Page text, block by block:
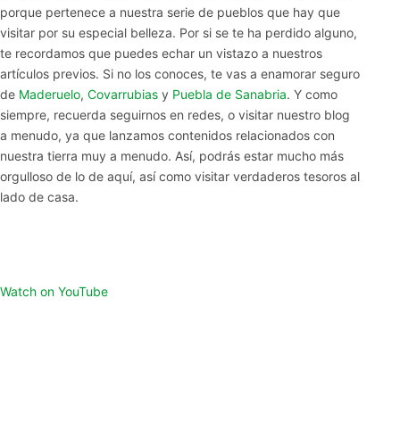
porque pertenece a nuestra serie de pueblos que hay que
visitar por su especial belleza. Por si se te ha perdido alguno,
te recordamos que puedes echar un vistazo a nuestros
artículos previos. Si no los conoces, te vas a enamorar seguro
de Maderuelo, Covarrubias y Puebla de Sanabria. Y como
siempre, recuerda seguirnos en redes, o visitar nuestro blog
a menudo, ya que lanzamos contenidos relacionados con
nuestra tierra muy a menudo. Así, podrás estar mucho más
orgulloso de lo de aquí, así como visitar verdaderos tesoros al
lado de casa.
Watch on YouTube